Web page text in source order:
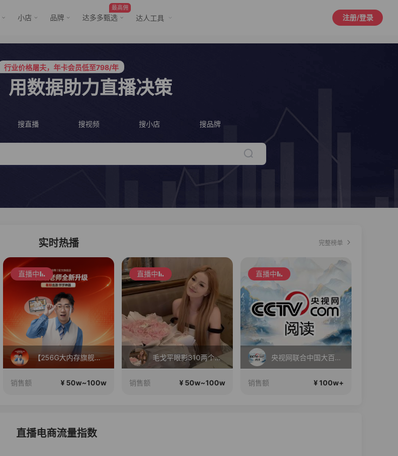
小店 品牌
最高佣
达多多甄选 达人工具 注册/登录
服务三只羊、董先生等行业头部客户
行业价格屠夫，年卡会员低至798/年
服务三只羊、董先生等行业头部客户
用数据助力直播决策
搜直播 搜视频 搜小店 搜品牌
实时热播 完整榜单
直播中
【256G大内存旗舰首发专场】郭晓东空降作业帮总部！
销售额 ¥ 50w~100w
直播中
毛戈平眼影310两个正装！
销售额 ¥ 50w~100w
直播中
央视网联合中国大百科全书出版社权威出品
销售额 ¥ 100w+
直播电商流量指数